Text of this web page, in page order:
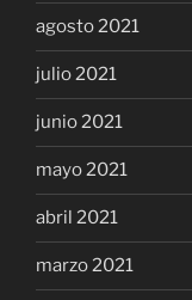
agosto 2021
julio 2021
junio 2021
mayo 2021
abril 2021
marzo 2021